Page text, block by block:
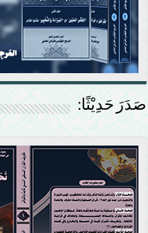
صَدَرَ حَدِيْثًا: